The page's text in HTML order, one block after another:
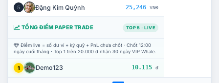
5 Đặng Kim Quỳnh 25,246 VNĐ
TỔNG ĐIỂM PAPER TRADE TOP 5 · LIVE
Điểm live = số dư ví + ký quỹ + PnL chưa chốt · Chốt 12:00
ngày cuối tháng · Top 1 trên 20.000 đ nhận 30 ngày VIP Whale.
1 Demo123 10.115 đ